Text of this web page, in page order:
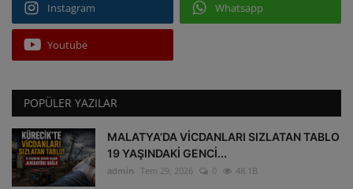
Instagram Whatsapp
Youtube
POPÜLER YAZILAR
MALATYA’DA VİCDANLARI SIZLATAN TABLO
19 YAŞINDAKİ GENCİ...
admin Tem 29, 2026 0 48.1B